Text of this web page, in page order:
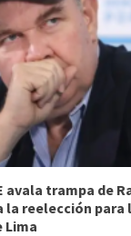
avala trampa de
la reelección para
Lima